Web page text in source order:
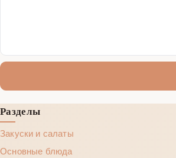
Разделы
Закуски и салаты
Основные блюда